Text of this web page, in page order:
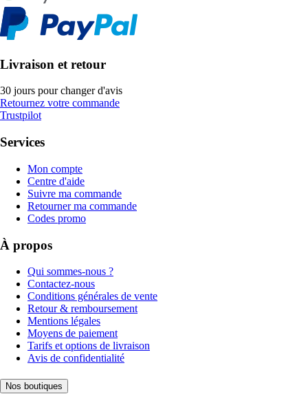
Livraison et retour
30 jours pour changer d'avis
Retournez votre commande
Trustpilot
Services
Mon compte
Centre d'aide
Suivre ma commande
Retourner ma commande
Codes promo
À propos
Qui sommes-nous ?
Contactez-nous
Conditions générales de vente
Retour & remboursement
Mentions légales
Moyens de paiement
Tarifs et options de livraison
Avis de confidentialité
Nos boutiques